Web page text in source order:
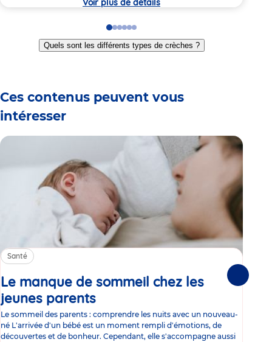
Go
to
slide
Go
to
slide
Go
to
slide
Go
to
slide
Go
to
slide
Go
to
slide
Quels sont les différents types de crèches ?
Ces contenus peuvent vous
intéresser
Santé
Le manque de sommeil chez les
jeunes parents
Le sommeil des parents : comprendre les nuits avec un nouveau-
né L'arrivée d'un bébé est un moment rempli d'émotions, de
découvertes et de bonheur. Cependant, elle s'accompagne aussi